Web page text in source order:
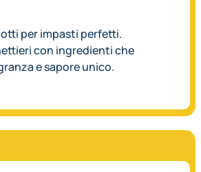
per impasti perfetti.
con ingredienti che
e sapore unico.
03.